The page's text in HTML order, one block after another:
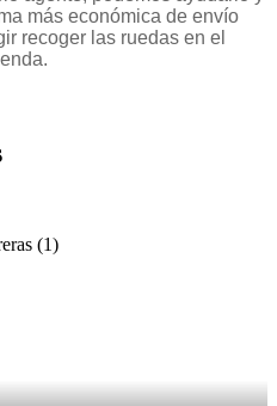
más económica de envío
recoger las ruedas en el